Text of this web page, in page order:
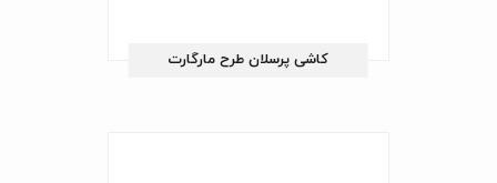
کاشی پرسلان طرح مارگارت